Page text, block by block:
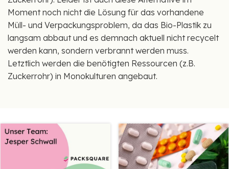
Moment noch nicht die Lösung für das vorhandene
Müll- und Verpackungsproblem, da das Bio-Plastik zu
langsam abbaut und es demnach aktuell nicht recycelt
werden kann, sondern verbrannt werden muss.
Letztlich werden die benötigten Ressourcen (z.B.
Zuckerrohr) in Monokulturen angebaut.